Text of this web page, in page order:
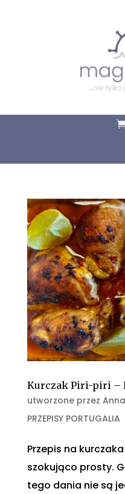
Kurczak Piri-piri –
utworzone przez
PRZEPISY PORTUGALIA
Przepis na
szokująco prosty.
tego dania nie są